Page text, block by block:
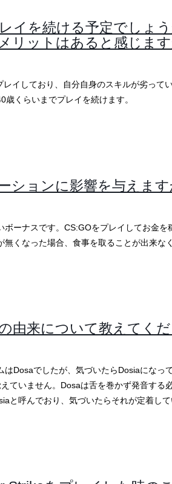
イを続ける予定でしょう
リットはあると感じます
イしており、自分自身のスキルが劣って
歳くらいまでプレイを続けます。
ションに影響を与えます
ボーナスです。CS:GOをプレイしてお金を
無くなった場合、食事を取ることが出来な
由来について教えてくだ
はDosaでしたが、気づいたらDosiaになっ
ていません。Dosaは舌を巻かず発音する
と呼んでおり、気づいたらそれが定着して